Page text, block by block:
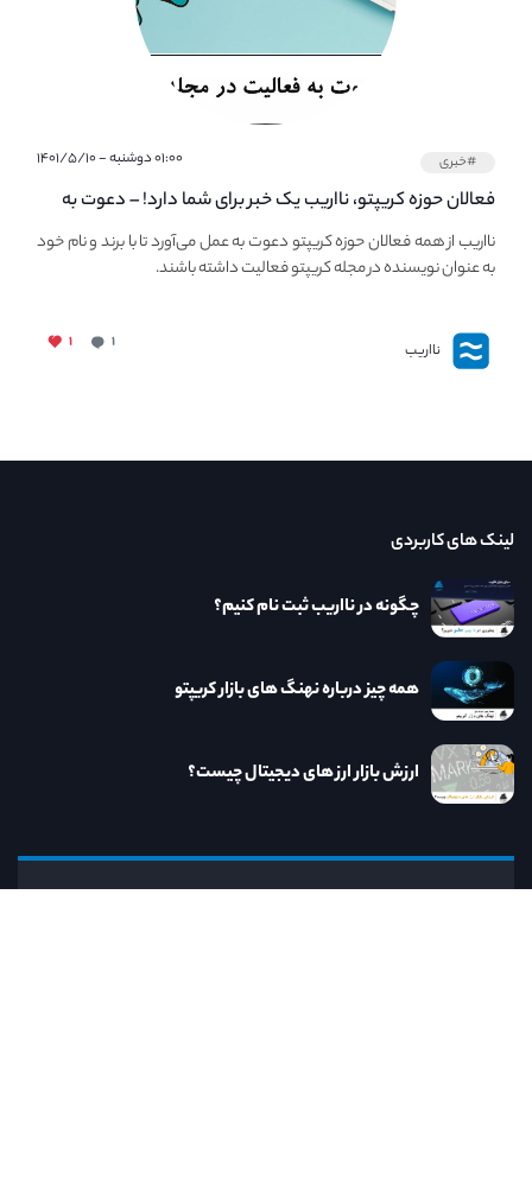
#خبری ۰۱:۰۰ دوشنبه - ۱۴۰۱/۵/۱۰
فعالان حوزه کریپتو، نااریب یک خبر برای شما دارد! – دعوت به
فعالیت در مجله کریپتو
نااریب از همه فعالان حوزه کریپتو دعوت به عمل می‌آورد تا با برند و نام خود
به عنوان نویسنده در مجله کریپتو فعالیت داشته باشند.
نااریب ۱ ۱
لینک های کاربردی
چگونه در نااریب ثبت نام کنیم؟
همه چیز درباره نهنگ های بازار کریپتو
ارزش بازار ارز های دیجیتال چیست؟